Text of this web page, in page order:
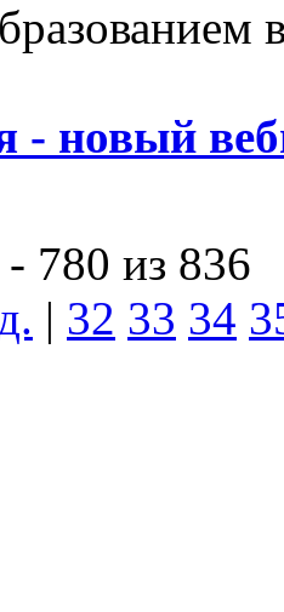
- новый
780 из 836
| 32 33 34